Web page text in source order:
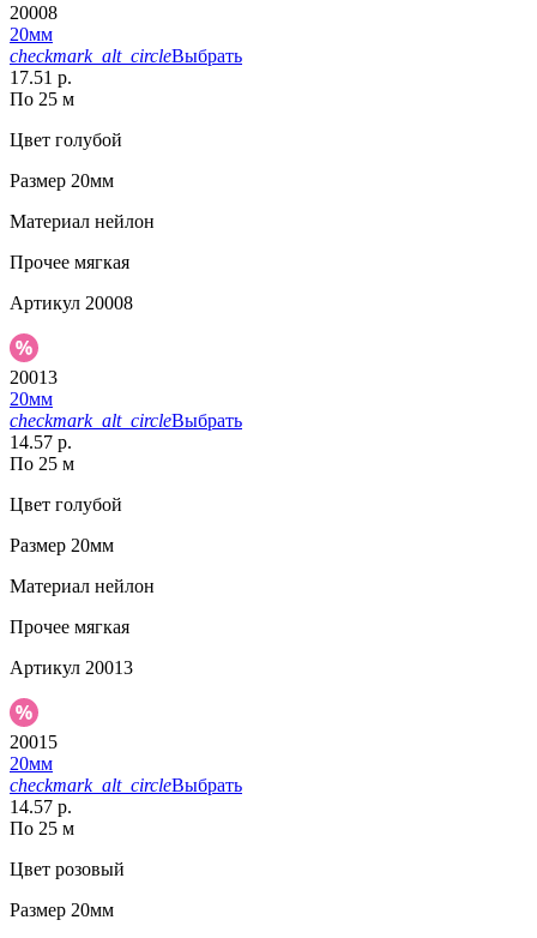
20008
20мм
checkmark_alt_circleВыбрать
17.51 р.
По 25 м
Цвет голубой
Размер 20мм
Материал нейлон
Прочее мягкая
Артикул 20008
20013
20мм
checkmark_alt_circleВыбрать
14.57 р.
По 25 м
Цвет голубой
Размер 20мм
Материал нейлон
Прочее мягкая
Артикул 20013
20015
20мм
checkmark_alt_circleВыбрать
14.57 р.
По 25 м
Цвет розовый
Размер 20мм